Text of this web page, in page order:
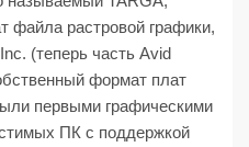
файла растровой графики,
(теперь часть Avid
формат плат
первыми графическими
ПК с поддержкой